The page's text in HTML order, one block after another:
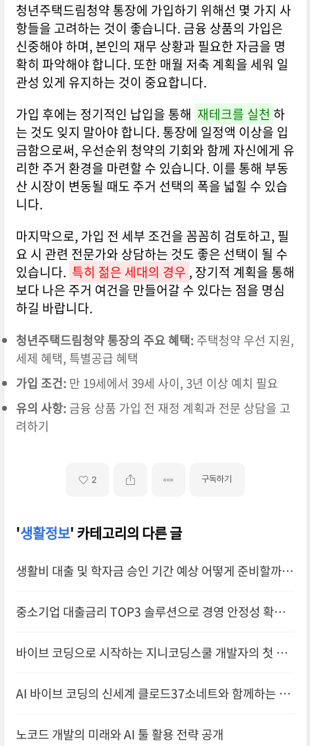
청년주택드림청약 통장에 가입하기 위해선 몇 가지 사
항들을 고려하는 것이 좋습니다. 금융 상품의 가입은
신중해야 하며, 본인의 재무 상황과 필요한 자금을 명
확히 파악해야 합니다. 또한 매월 저축 계획을 세워 일
관성 있게 유지하는 것이 중요합니다.
가입 후에는 정기적인 납입을 통해 재테크를 실천 하
는 것도 잊지 말아야 합니다. 통장에 일정액 이상을 입
금함으로써, 우선순위 청약의 기회와 함께 자신에게 유
리한 주거 환경을 마련할 수 있습니다. 이를 통해 부동
산 시장이 변동될 때도 주거 선택의 폭을 넓힐 수 있습
니다.
마지막으로, 가입 전 세부 조건을 꼼꼼히 검토하고, 필
요 시 관련 전문가와 상담하는 것도 좋은 선택이 될 수
있습니다. 특히 젊은 세대의 경우 , 장기적 계획을 통해
보다 나은 주거 여건을 만들어갈 수 있다는 점을 명심
하길 바랍니다.
청년주택드림청약 통장의 주요 혜택: 주택청약 우선 지원,
세제 혜택, 특별공급 혜택
가입 조건: 만 19세에서 39세 사이, 3년 이상 예치 필요
유의 사항: 금융 상품 가입 전 재정 계획과 전문 상담을 고
려하기
2 구독하기
'생활정보' 카테고리의 다른 글
생활비 대출 및 학자금 승인 기간 예상 어떻게 준비할까요
중소기업 대출금리 TOP3 솔루션으로 경영 안정성 확보
바이브 코딩으로 시작하는 지니코딩스쿨 개발자의 첫 걸
AI 바이브 코딩의 신세계 클로드37소네트와 함께하는 혁
노코드 개발의 미래와 AI 툴 활용 전략 공개